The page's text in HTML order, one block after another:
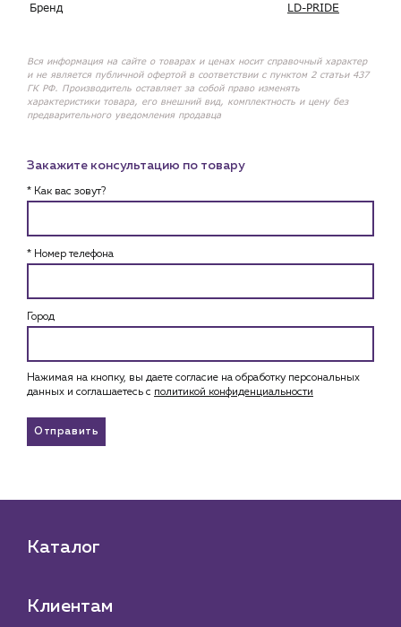
Бренд LD-PRIDE
Вся информация на сайте о товарах и ценах носит справочный характер
и не является публичной офертой в соответствии с пунктом 2 статьи 437
ГК РФ. Производитель оставляет за собой право изменять
характеристики товара, его внешний вид, комплектность и цену без
предварительного уведомления продавца
Закажите консультацию по товару
* Как вас зовут?
* Номер телефона
Город
Нажимая на кнопку, вы даете согласие на обработку персональных
данных и соглашаетесь c политикой конфиденциальности
Отправить
Каталог
Клиентам